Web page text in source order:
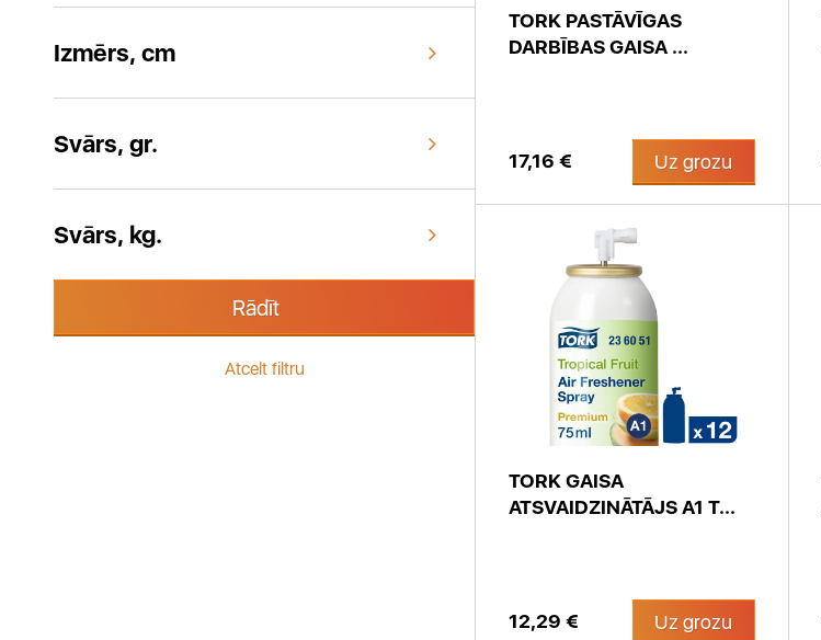
Izmērs, cm
Svārs, gr.
Svārs, kg.
Rādīt
Atcelt filtru
TORK PASTĀVĪGAS
DARBĪBAS GAISA ...
17,16 € Uz grozu
TORK GAISA
ATSVAIDZINĀTĀJS A1 T...
12,29 € Uz grozu